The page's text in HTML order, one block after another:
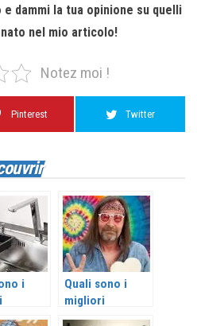
dammi la tua opinione su quelli
nel mio articolo!
Notez moi !
Pinterest Twitter
i
per
Quali sono i
migliori
accessori